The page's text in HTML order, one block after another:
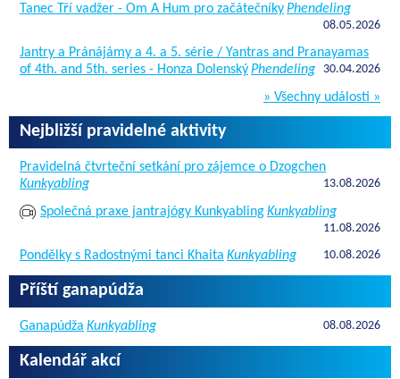
Tanec Tří vadžer - Om A Hum pro začátečníkyPhendeling
08.05.2026
Jantry a Pránájámy a 4. a 5. série / Yantras and Pranayamas
of 4th. and 5th. series - Honza DolenskýPhendeling 30.04.2026
» Všechny události »
Nejbližší pravidelné aktivity
Pravidelná čtvrteční setkání pro zájemce o Dzogchen
Kunkyabling
13.08.2026
Společná praxe jantrajógy KunkyablingKunkyabling
11.08.2026
Pondělky s Radostnými tanci Khaita Kunkyabling 10.08.2026
Příští ganapúdža
Ganapúdža Kunkyabling 08.08.2026
Kalendář akcí